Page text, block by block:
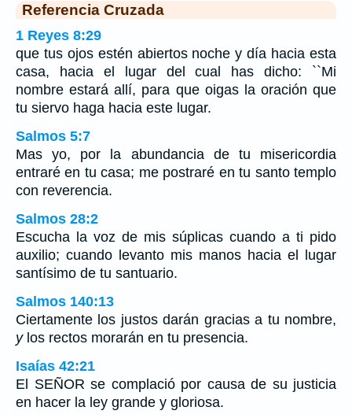
Referencia Cruzada
1 Reyes 8:29
que tus ojos estén abiertos noche y día hacia esta
casa, hacia el lugar del cual has dicho: ``Mi
nombre estará allí, para que oigas la oración que
tu siervo haga hacia este lugar.
Salmos 5:7
Mas yo, por la abundancia de tu misericordia
entraré en tu casa; me postraré en tu santo templo
con reverencia.
Salmos 28:2
Escucha la voz de mis súplicas cuando a ti pido
auxilio; cuando levanto mis manos hacia el lugar
santísimo de tu santuario.
Salmos 140:13
Ciertamente los justos darán gracias a tu nombre,
ylos rectos morarán en tu presencia.
Isaías 42:21
El SEÑOR se complació por causa de su justicia
en hacer la ley grande y gloriosa.